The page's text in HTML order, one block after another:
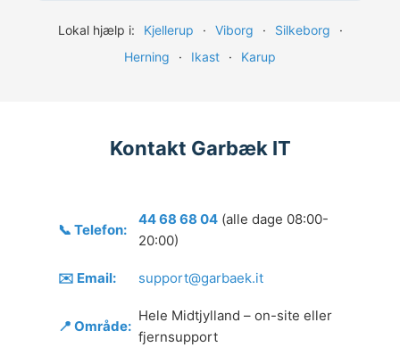
Lokal hjælp i: Kjellerup · Viborg · Silkeborg
·
Herning
· Ikast · Karup
Kontakt Garbæk IT
📞 Telefon:
44 68 68 04 (alle dage 08:00-
20:00)
✉️ Email: support@garbaek.it
📍 Område:
Hele Midtjylland – on-site eller
fjernsupport